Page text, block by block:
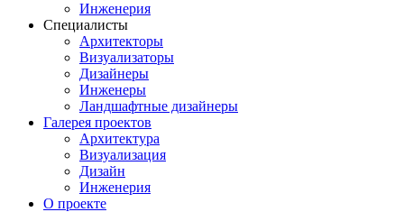
Инженерия
Специалисты
Архитекторы
Визуализаторы
Дизайнеры
Инженеры
Ландшафтные дизайнеры
Галерея проектов
Архитектура
Визуализация
Дизайн
Инженерия
О проекте